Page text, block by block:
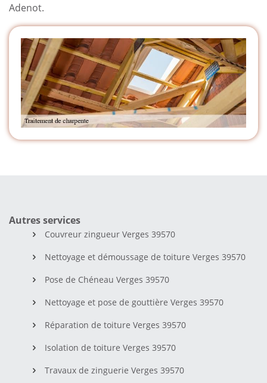
Adenot.
Autres services
Couvreur zingueur Verges 39570
Nettoyage et démoussage de toiture Verges 39570
Pose de Chéneau Verges 39570
Nettoyage et pose de gouttière Verges 39570
Réparation de toiture Verges 39570
Isolation de toiture Verges 39570
Travaux de zinguerie Verges 39570